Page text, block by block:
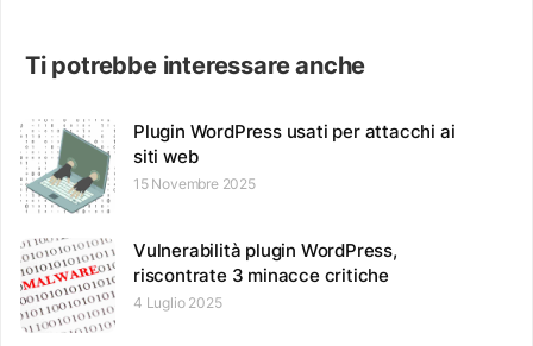
Ti potrebbe interessare anche
Plugin WordPress usati per attacchi ai
siti web
15 Novembre 2025
Vulnerabilità plugin WordPress,
riscontrate 3 minacce critiche
4 Luglio 2025